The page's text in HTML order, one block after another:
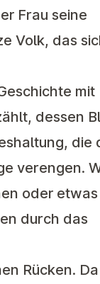
Frau seine
Volk, das
mit
dessen
die
verengen.
oder etwas
durch das
Rücken.